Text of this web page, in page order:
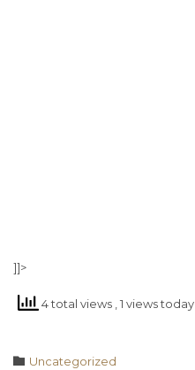
]]>
4 total views , 1 views today
 Category
Uncategorized